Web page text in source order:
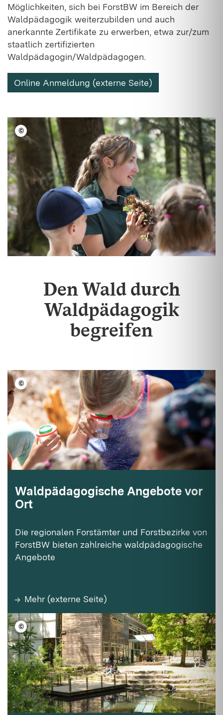
Möglichkeiten, sich bei ForstBW im Bereich der
Waldpädagogik weiterzubilden und auch
anerkannte Zertifikate zu erwerben, etwa zur/zum
staatlich zertifizierten
Waldpädagogin/Waldpädagogen.
Online Anmeldung (externe Seite)
© LFV BW/Ulrike Klumpp
Den Wald durch
Waldpädagogik
begreifen
© LFV BW/Ulrike Klumpp
Waldpädagogische Angebote vor
Ort
Die regionalen Forstämter und Forstbezirke von
ForstBW bieten zahlreiche waldpädagogische
Angebote
Mehr (externe Seite)
© LFV BW/Ulrike Klumpp